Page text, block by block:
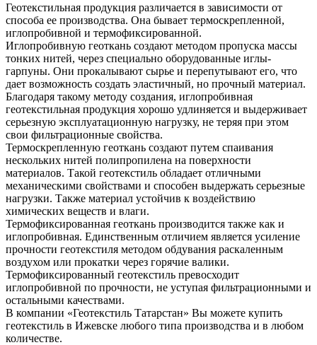
Геотекстильная продукция различается в зависимости от
способа ее производства. Она бывает термоскрепленной,
иглопробивной и термофиксированной.
Иглопробивную геоткань создают методом пропуска массы
тонких нитей, через специально оборудованные иглы-
гарпуны. Они прокалывают сырье и перепутывают его, что
дает возможность создать эластичный, но прочный материал.
Благодаря такому методу создания, иглопробивная
геотекстильная продукция хорошо удлиняется и выдерживает
серьезную эксплуатационную нагрузку, не теряя при этом
свои фильтрационные свойства.
Термоскрепленную геоткань создают путем спаивания
нескольких нитей полипропилена на поверхности
материалов. Такой геотекстиль обладает отличными
механическими свойствами и способен выдержать серьезные
нагрузки. Также материал устойчив к воздействию
химических веществ и влаги.
Термофиксированная геоткань производится также как и
иглопробивная. Единственным отличием является усиление
прочности геотекстиля методом обдувания раскаленным
воздухом или прокатки через горячие валики.
Термофиксированный геотекстиль превосходит
иглопробивной по прочности, не уступая фильтрационными и
остальными качествами.
В компании «Геотекстиль Татарстан» Вы можете купить
геотекстиль в Ижевске любого типа производства и в любом
количестве.